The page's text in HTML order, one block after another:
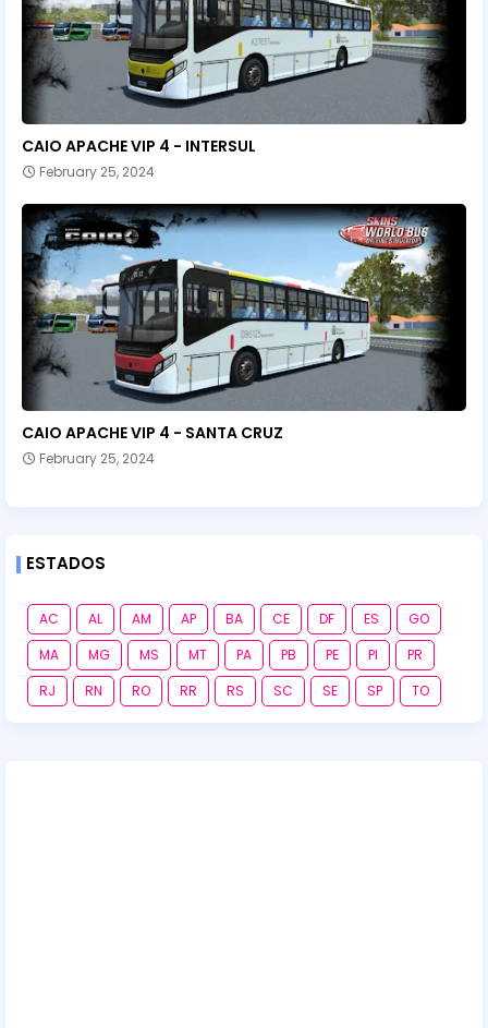
CAIO APACHE VIP 4 - INTERSUL
February 25, 2024
CAIO APACHE VIP 4 - SANTA CRUZ
February 25, 2024
ESTADOS
AC AL AM AP BA CE DF ES
GO
MA
MG MS MT PA PB PE PI
PR
RJ
RN RO RR RS SC SE SP TO